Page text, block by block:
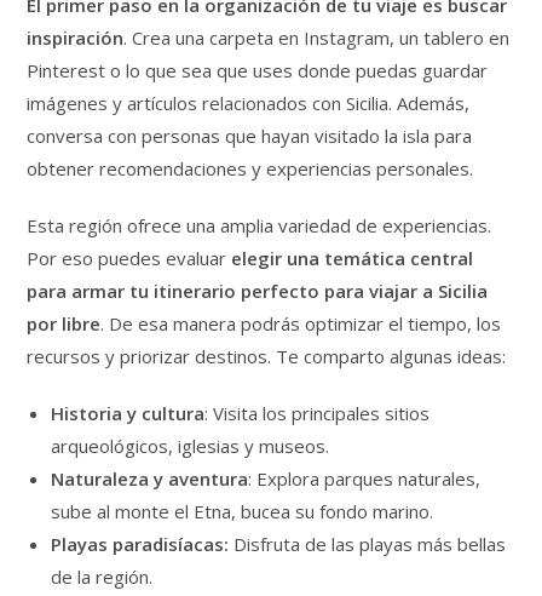
El primer paso en la organización de tu viaje es buscar
inspiración. Crea una carpeta en Instagram, un tablero en
Pinterest o lo que sea que uses donde puedas guardar
imágenes y artículos relacionados con Sicilia. Además,
conversa con personas que hayan visitado la isla para
obtener recomendaciones y experiencias personales.
Esta región ofrece una amplia variedad de experiencias.
Por eso puedes evaluar elegir una temática central
para armar tu itinerario perfecto para viajar a Sicilia
por libre. De esa manera podrás optimizar el tiempo, los
recursos y priorizar destinos. Te comparto algunas ideas:
Historia y cultura: Visita los principales sitios
arqueológicos, iglesias y museos.
Naturaleza y aventura: Explora parques naturales,
sube al monte el Etna, bucea su fondo marino.
Playas paradisíacas: Disfruta de las playas más bellas
de la región.